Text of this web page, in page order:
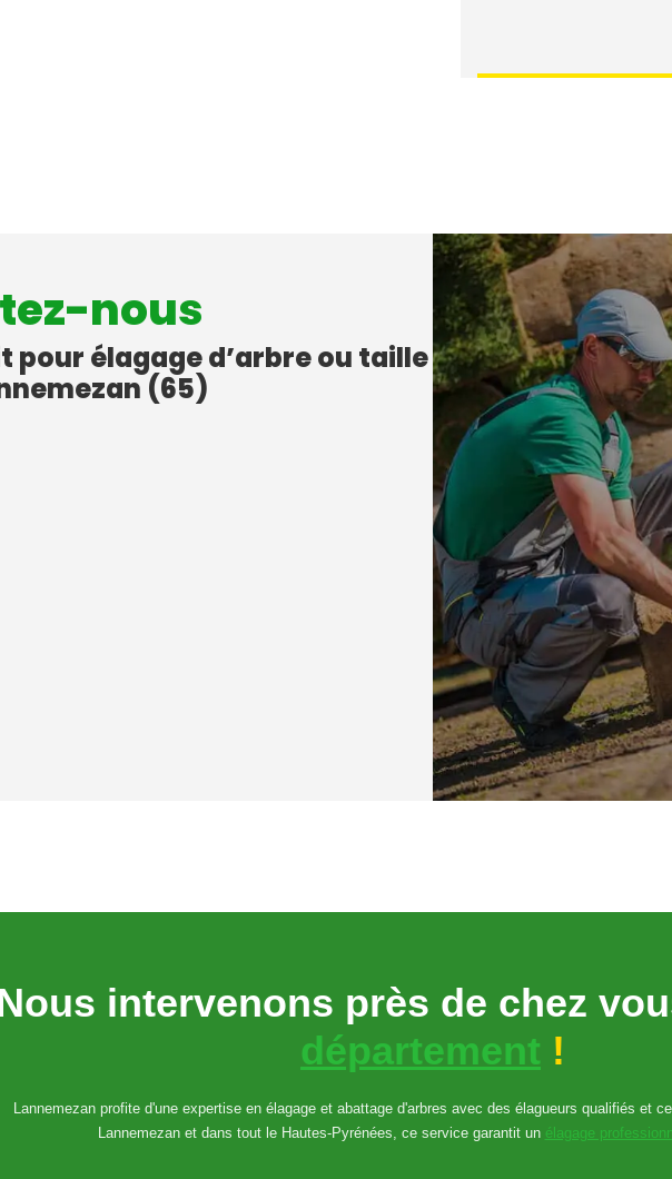
nous
pour élagage d’arbre ou taille
(65)
intervenons près de chez
département !
Lannemezan profite d'une expertise en élagage et abattage d'arbres avec des élagueurs qualifiés et
Lannemezan et dans tout le Hautes-Pyrénées, ce service garantit un élagage